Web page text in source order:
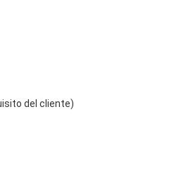
del cliente)